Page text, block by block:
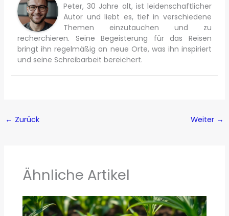
Peter, 30 Jahre alt, ist leidenschaftlicher
Autor und liebt es, tief in verschiedene
Themen einzutauchen und zu
recherchieren. Seine Begeisterung für das Reisen
bringt ihn regelmäßig an neue Orte, was ihn inspiriert
und seine Schreibarbeit bereichert.
← Zurück Weiter →
Ähnliche Artikel